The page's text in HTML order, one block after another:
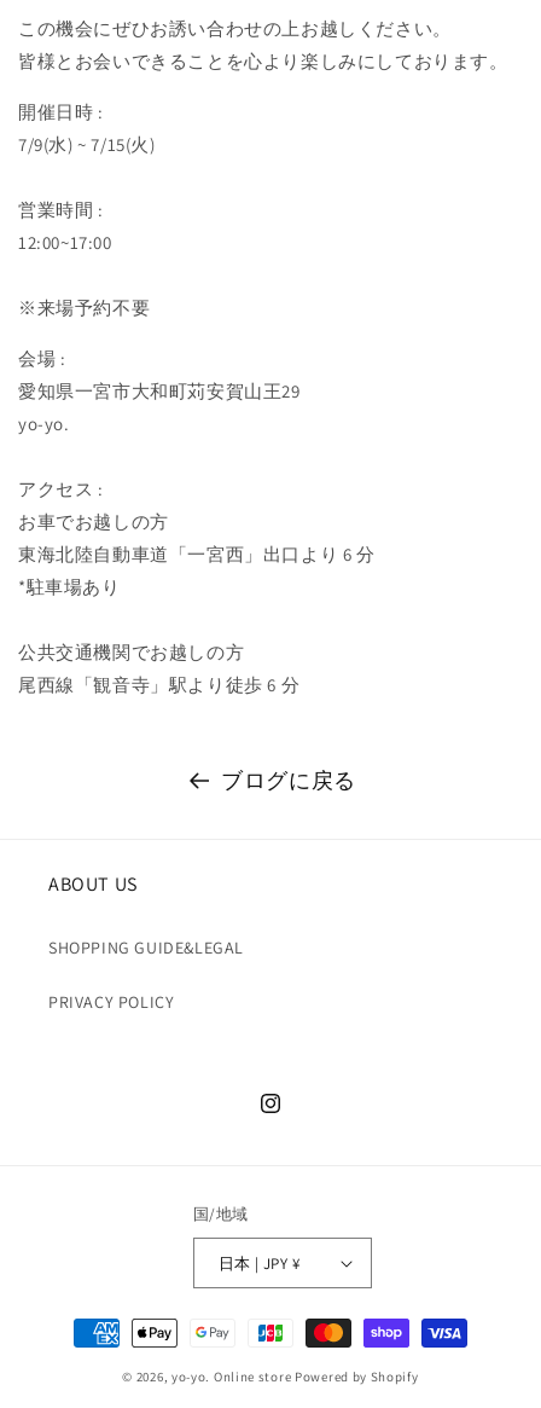
この機会にぜひお誘い合わせの上お越しください。
皆様とお会いできることを心より楽しみにしております。
開催日時 :
7/9(水) ~ 7/15(火)
営業時間 :
12:00~17:00
※来場予約不要
会場 :
愛知県一宮市大和町苅安賀山王29
yo-yo.
アクセス :
お車でお越しの方
東海北陸自動車道「一宮西」出口より 6 分
*駐車場あり
公共交通機関でお越しの方
尾西線「観音寺」駅より徒歩 6 分
ブログに戻る
ABOUT US
SHOPPING GUIDE&LEGAL
PRIVACY POLICY
Instagram
国/地域
日本 | JPY ¥
決
済
© 2026, yo-yo. Online store Powered by Shopify